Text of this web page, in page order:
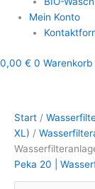
Mein Konto
0,00 € 0 Warenkorb
Start /
XL) /
Peka 20 |